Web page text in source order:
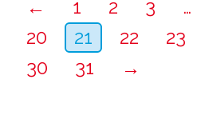
← 1 2 3 …
20
21 22 23
30
31 →